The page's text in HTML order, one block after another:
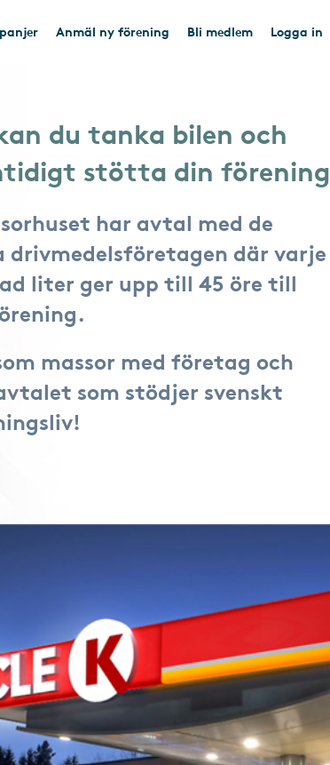
Anmäl ny förening Bli medlem Logga in
du tanka bilen och
stötta din förening
har avtal med de
drivmedelsföretagen där varje
liter ger upp till 45 öre till
massor med företag och
som stödjer svenskt